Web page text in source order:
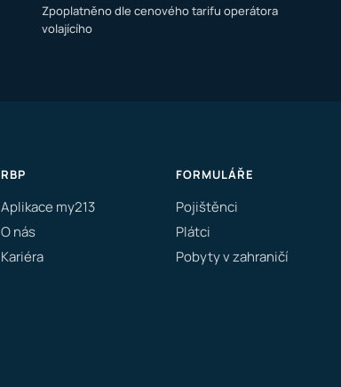
Zpoplatněno dle cenového tarifu operátora
volajícího
RBP
Aplikace my213
O nás
Kariéra
FORMULÁŘE
Pojištěnci
Plátci
Pobyty v zahraničí